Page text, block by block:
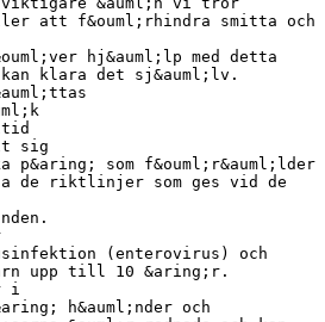
att f&ouml;rhindra smitta och
hj&auml;lp med detta
kan klara det sj&auml;lv.
sig
som f&ouml;r&auml;lder
de riktlinjer som ges vid de
(enterovirus) och
upp till 10 &aring;r.
i
h&auml;nder och